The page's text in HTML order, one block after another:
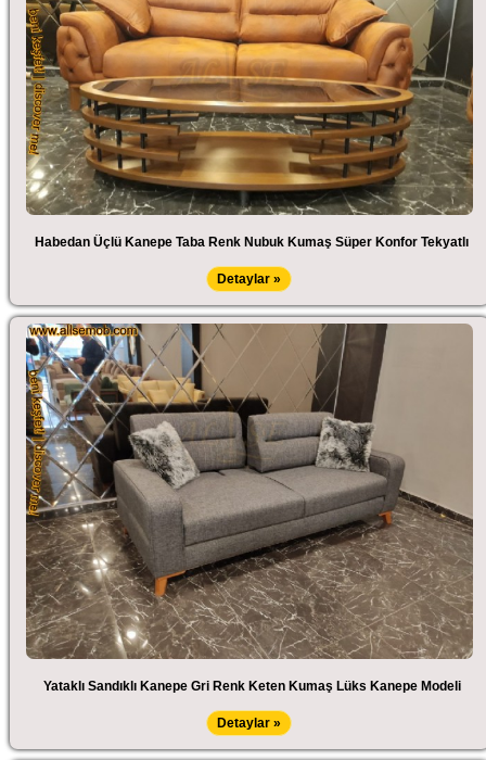
Habedan Üçlü Kanepe Taba Renk Nubuk Kumaş Süper Konfor Tekyatlı
Detaylar »
Yataklı Sandıklı Kanepe Gri Renk Keten Kumaş Lüks Kanepe Modeli
Detaylar »